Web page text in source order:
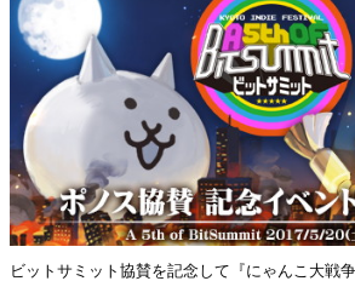
ビットサミット協賛を記念して『にゃんこ大戦